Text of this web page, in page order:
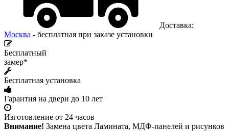
Доставка:
Москва - бесплатная при заказе установки
Бесплатный
замер*
Бесплатная установка
Гарантия на двери до 10 лет
Изготовление от 24 часов
Внимание! Замена цвета Ламината, МДФ-панелей и рисунков